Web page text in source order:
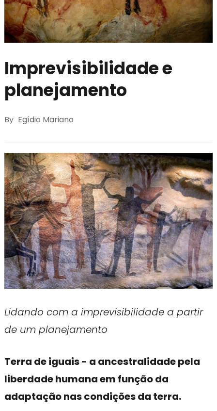
Imprevisibilidade e
planejamento
By Egídio Mariano
Lidando com a imprevisibilidade a partir
de um planejamento
Terra de iguais - a ancestralidade pela
liberdade humana em função da
adaptação nas condições da terra.